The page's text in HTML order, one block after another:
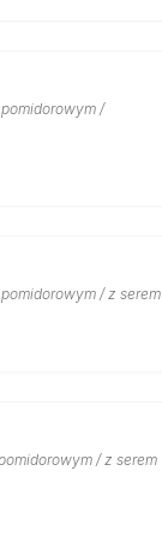
/
/ z serem
/ z serem